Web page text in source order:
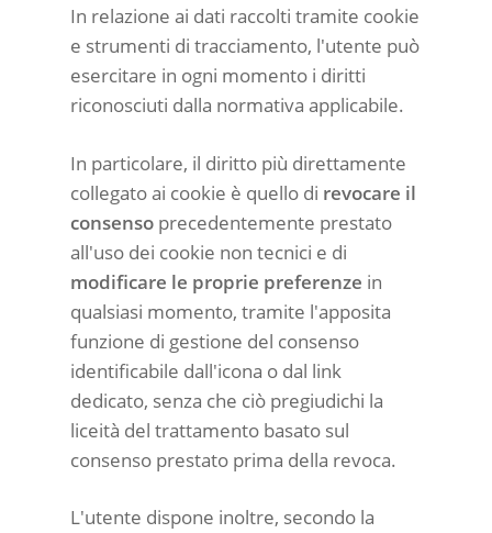
In relazione ai dati raccolti tramite cookie
e strumenti di tracciamento, l'utente può
esercitare in ogni momento i diritti
riconosciuti dalla normativa applicabile.
In particolare, il diritto più direttamente
collegato ai cookie è quello di revocare il
consenso precedentemente prestato
all'uso dei cookie non tecnici e di
modificare le proprie preferenze in
qualsiasi momento, tramite l'apposita
funzione di gestione del consenso
identificabile dall'icona o dal link
dedicato, senza che ciò pregiudichi la
liceità del trattamento basato sul
consenso prestato prima della revoca.
L'utente dispone inoltre, secondo la